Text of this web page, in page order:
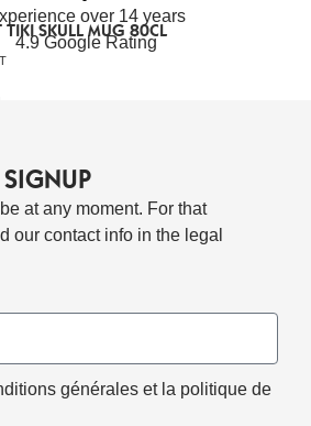
TIKI SKULL MUG 80CL
over 14 years
4.9 Google Rating
SIGNUP
at any moment. For that
our contact info in the legal
générales et la politique de